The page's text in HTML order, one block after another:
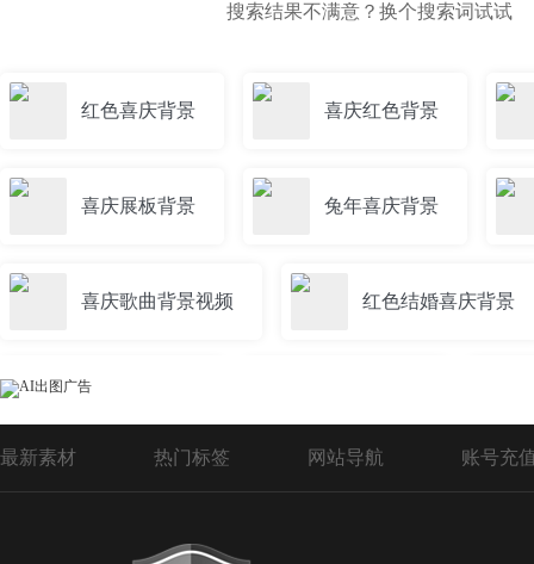
搜索结果不满意？换个搜索词试试
红色喜庆背景 喜庆红色背景
喜庆展板背景 兔年喜庆背景
喜庆歌曲背景视频 红色结婚喜庆背景
喜庆的背景图
喜庆祥云背景 国潮喜庆背景
最新素材 热门标签 网站导航 账号充